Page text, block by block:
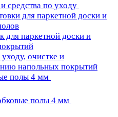
средства по уходу
для паркетной доски и
для паркетной доски и
очистке и
напольных покрытий
полы 4 мм
полы 4 мм